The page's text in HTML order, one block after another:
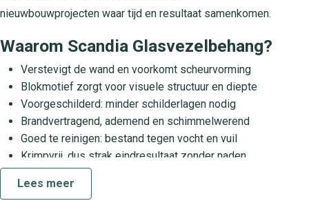
nieuwbouwprojecten waar tijd en resultaat samenkomen.
Waarom Scandia Glasvezelbehang?
Verstevigt de wand en voorkomt scheurvorming
Blokmotief zorgt voor visuele structuur en diepte
Voorgeschilderd: minder schilderlagen nodig
Brandvertragend, ademend en schimmelwerend
Goed te reinigen: bestand tegen vocht en vuil
Krimpvrij, dus strak eindresultaat zonder naden
Intervos Scandia Glass Pre-Painted 1342 is geschikt voor
uiteenlopende toepassingen van woonkamer tot
Lees meer